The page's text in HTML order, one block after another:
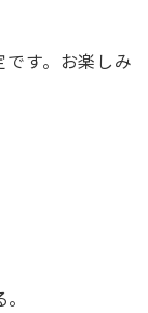
す。お楽しみ